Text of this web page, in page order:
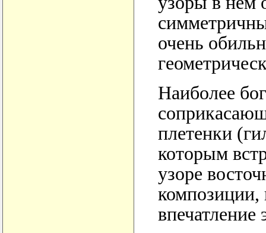
очень
Наиболее
плетенки
которым
узоре
композиции,
впечатление